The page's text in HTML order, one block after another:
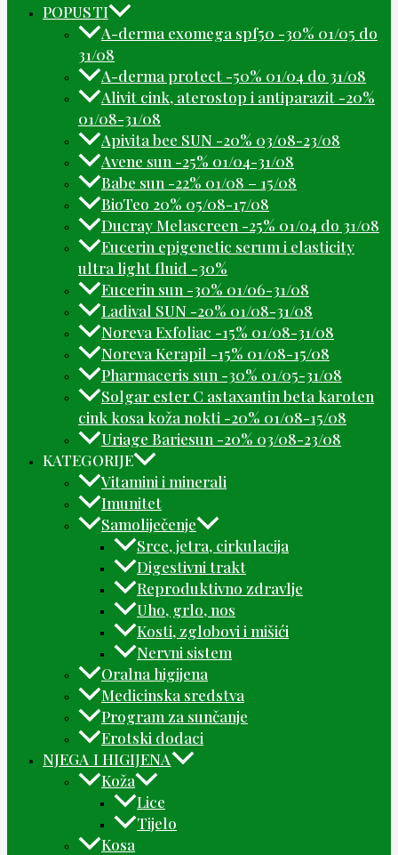
POPUSTI
A-derma exomega spf50 -30% 01/05 do
31/08
A-derma protect -50% 01/04 do 31/08
Alivit cink, aterostop i antiparazit -20%
01/08-31/08
Apivita bee SUN -20% 03/08-23/08
Avene sun -25% 01/04-31/08
Babe sun -22% 01/08 – 15/08
BioTeo 20% 05/08-17/08
Ducray Melascreen -25% 01/04 do 31/08
Eucerin epigenetic serum i elasticity
ultra light fluid -30%
Eucerin sun -30% 01/06-31/08
Ladival SUN -20% 01/08-31/08
Noreva Exfoliac -15% 01/08-31/08
Noreva Kerapil -15% 01/08-15/08
Pharmaceris sun -30% 01/05-31/08
Solgar ester C astaxantin beta karoten
cink kosa koža nokti -20% 01/08-15/08
Uriage Bariesun -20% 03/08-23/08
KATEGORIJE
Vitamini i minerali
Imunitet
Samoliječenje
Srce, jetra, cirkulacija
Digestivni trakt
Reproduktivno zdravlje
Uho, grlo, nos
Kosti, zglobovi i mišići
Nervni sistem
Oralna higijena
Medicinska sredstva
Program za sunčanje
Erotski dodaci
NJEGA I HIGIJENA
Koža
Lice
Tijelo
Kosa